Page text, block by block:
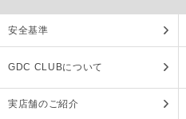
安全基準
GDC CLUBについて
実店舗のご紹介